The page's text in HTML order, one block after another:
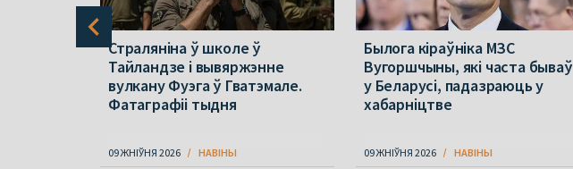
Страляніна ў школе ў
Тайландзе і вывяржэнне
вулкану Фуэга ў Гватэмале.
Фатаграфіі тыдня
09 ЖНІЎНЯ 2026 НАВІНЫ
Былога кіраўніка МЗС
Вугоршчыны, які часта бываў
у Беларусі, падазраюць у
хабарніцтве
09 ЖНІЎНЯ 2026 НАВІНЫ